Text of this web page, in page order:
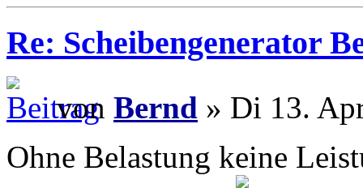
Re: Scheibengenerator
von Bernd » Di 13.
Ohne Belastung keine